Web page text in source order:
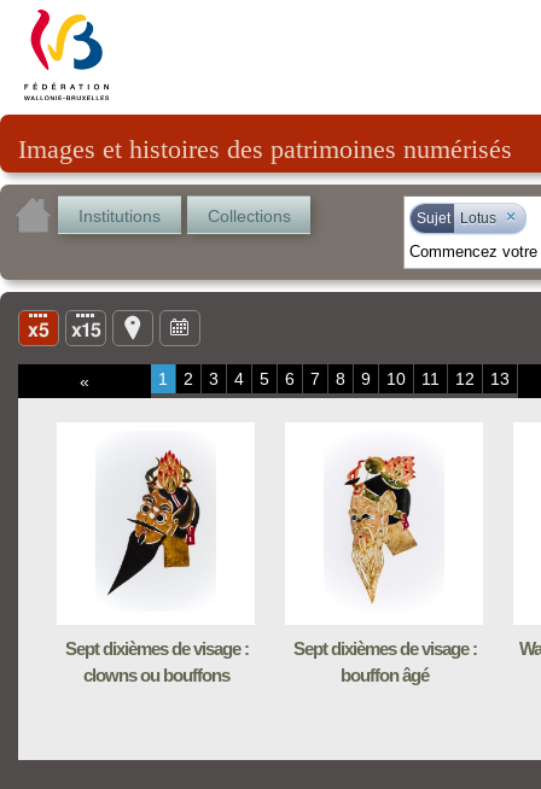
Images et histoires des patrimoines numérisés
Institutions Collections Sujet Lotus ×
« 1 2 3 4 5 6 7 8 9 10 11 12 13
Sept dixièmes de visage :
clowns ou bouffons
Sept dixièmes de visage :
bouffon âgé